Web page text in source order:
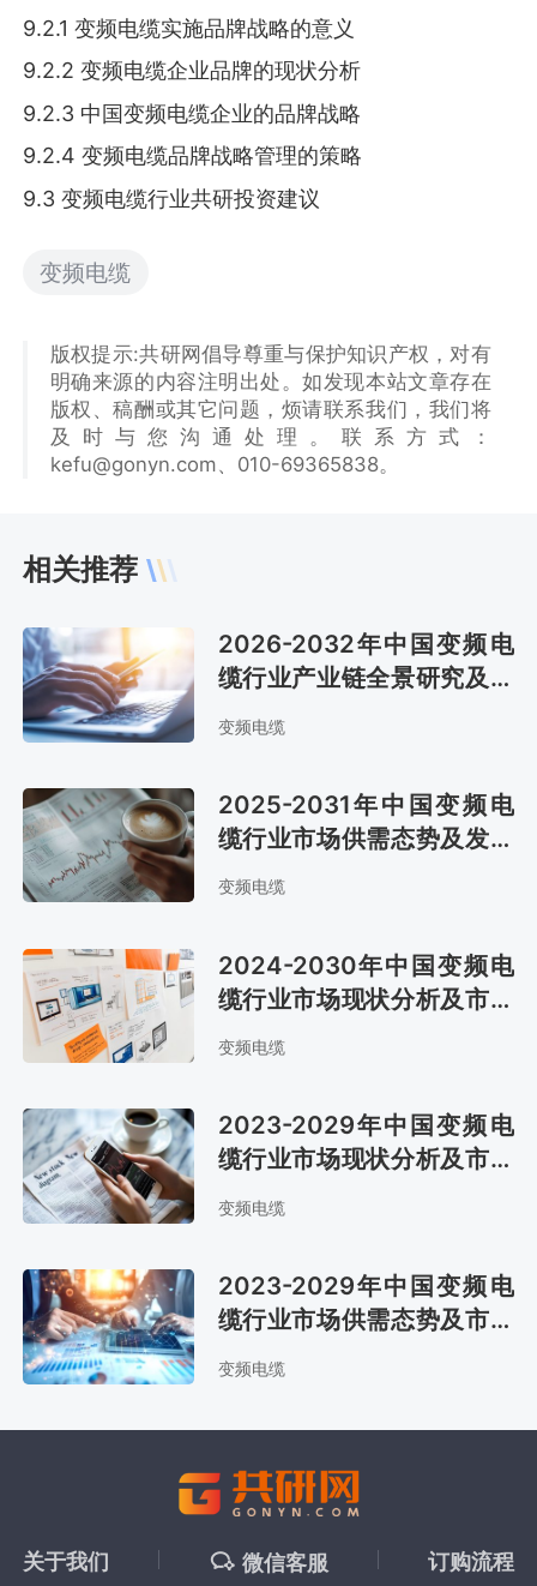
9.2.1 变频电缆实施品牌战略的意义
9.2.2 变频电缆企业品牌的现状分析
9.2.3 中国变频电缆企业的品牌战略
9.2.4 变频电缆品牌战略管理的策略
9.3 变频电缆行业共研投资建议
变频电缆
版权提示:共研网倡导尊重与保护知识产权，对有
明确来源的内容注明出处。如发现本站文章存在
版权、稿酬或其它问题，烦请联系我们，我们将
及时与您沟通处理。联系方式：
kefu@gonyn.com、010-69365838。
相关推荐
2026-2032年中国变频电
缆行业产业链全景研究及市
场趋势预测报告
变频电缆
2025-2031年中国变频电
缆行业市场供需态势及发展
战略咨询报告
变频电缆
2024-2030年中国变频电
缆行业市场现状分析及市场
趋势预测报告
变频电缆
2023-2029年中国变频电
缆行业市场现状分析及市场
趋势预测报告
变频电缆
2023-2029年中国变频电
缆行业市场供需态势及市场
前景评估报告
变频电缆
关于我们 微信客服 订购流程